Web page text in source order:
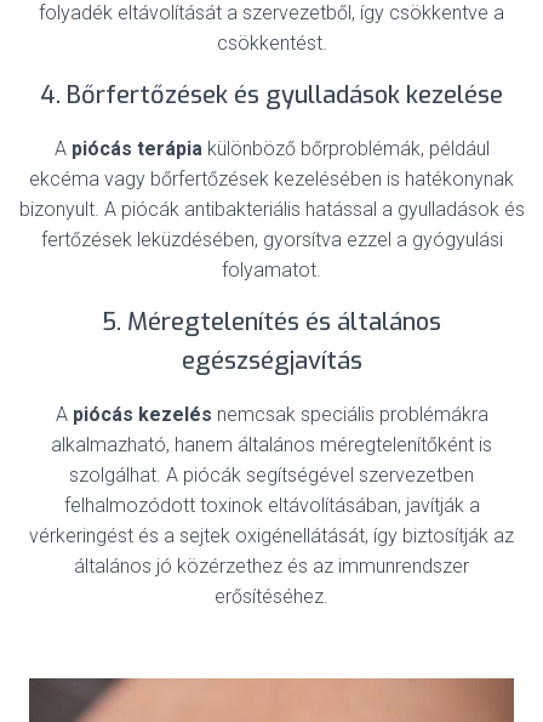
folyadék eltávolítását a szervezetből, így csökkentve a
csökkentést.
4. Bőrfertőzések és gyulladások kezelése
A piócás terápiakülönböző bőrproblémák, például
ekcéma vagy bőrfertőzések kezelésében is hatékonynak
bizonyult. A piócák antibakteriális hatással a gyulladások és
fertőzések leküzdésében, gyorsítva ezzel a gyógyulási
folyamatot.
5. Méregtelenítés és általános
egészségjavítás
A piócás kezelés nemcsak speciális problémákra
alkalmazható, hanem általános méregtelenítőként is
szolgálhat. A piócák segítségével szervezetben
felhalmozódott toxinok eltávolításában, javítják a
vérkeringést és a sejtek oxigénellátását, így biztosítják az
általános jó közérzethez és az immunrendszer
erősítéséhez.